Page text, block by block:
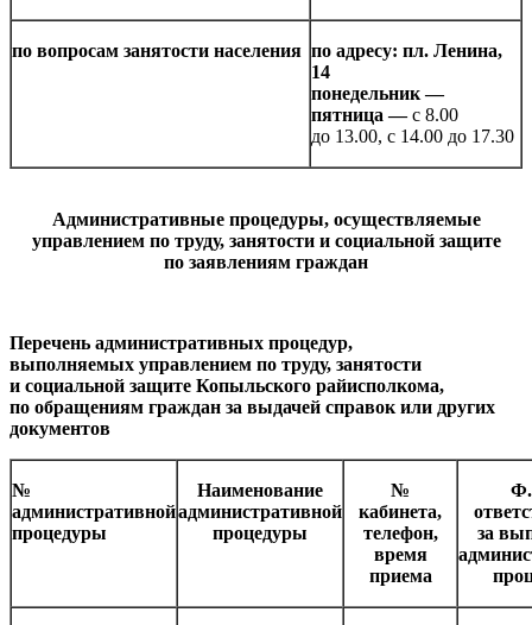
по вопросам занятости населения по адресу: пл. Ленина,
14
понедельник —
пятница —с 8.00
до 13.00, с 14.00 до 17.30
Административные процедуры, осуществляемые
управлением по труду, занятости и социальной защите
по заявлениям граждан
Перечень административных процедур,
выполняемых управлением по труду, занятости
и социальной защите Копыльского райисполкома,
по обращениям граждан за выдачей справок или других
документов
№
административной
процедуры
Наименование
административной
процедуры
№
кабинета,
телефон,
время
приема
за